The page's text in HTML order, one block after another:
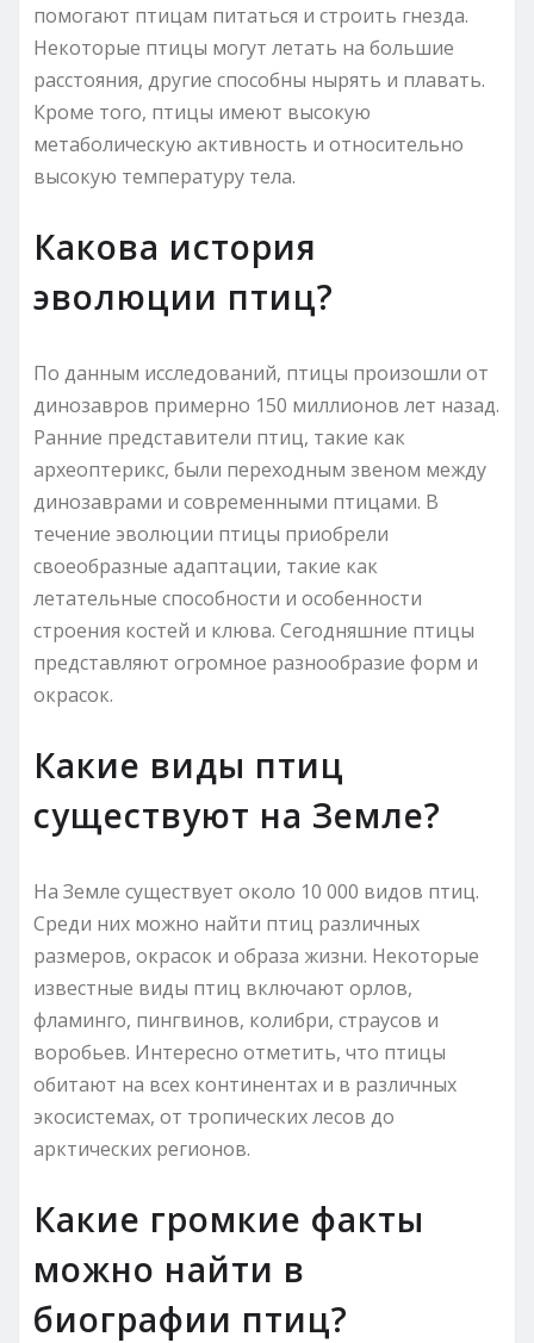
помогают птицам питаться и строить гнезда.
Некоторые птицы могут летать на большие
расстояния, другие способны нырять и плавать.
Кроме того, птицы имеют высокую
метаболическую активность и относительно
высокую температуру тела.
Какова история
эволюции птиц?
По данным исследований, птицы произошли от
динозавров примерно 150 миллионов лет назад.
Ранние представители птиц, такие как
археоптерикс, были переходным звеном между
динозаврами и современными птицами. В
течение эволюции птицы приобрели
своеобразные адаптации, такие как
летательные способности и особенности
строения костей и клюва. Сегодняшние птицы
представляют огромное разнообразие форм и
окрасок.
Какие виды птиц
существуют на Земле?
На Земле существует около 10 000 видов птиц.
Среди них можно найти птиц различных
размеров, окрасок и образа жизни. Некоторые
известные виды птиц включают орлов,
фламинго, пингвинов, колибри, страусов и
воробьев. Интересно отметить, что птицы
обитают на всех континентах и в различных
экосистемах, от тропических лесов до
арктических регионов.
Какие громкие факты
можно найти в
биографии птиц?